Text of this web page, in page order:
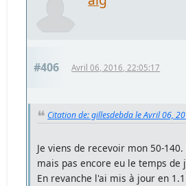
#406 Avril 06, 2016, 22:05:17
Citation de: gillesdebda le Avril 06,
Je viens de recevoir mon 50-
mais pas encore eu le temps de
En revanche l'ai mis à jour en